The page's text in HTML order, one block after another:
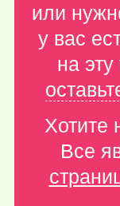
или
у вас
на
Хотите
Все